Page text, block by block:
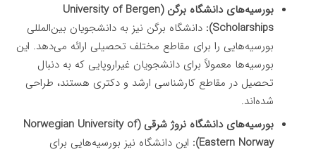
بورسیه‌های دانشگاه برگن (University of Bergen
Scholarships): دانشگاه برگن نیز به دانشجویان بین‌المللی
بورسیه‌هایی را برای مقاطع مختلف تحصیلی ارائه می‌دهد. این
بورسیه‌ها معمولاً برای دانشجویان غیراروپایی که به دنبال
تحصیل در مقاطع کارشناسی ارشد و دکتری هستند، طراحی
شده‌اند.
بورسیه‌های دانشگاه نروژ شرقی (Norwegian University of
Eastern Norway):
این دانشگاه نیز بورسیه‌هایی برای